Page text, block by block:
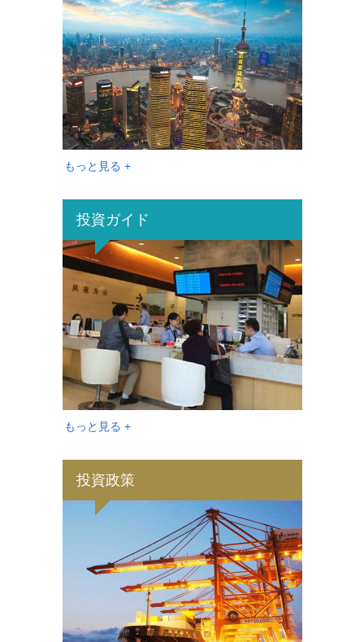
もっと見る +
投資ガイド
もっと見る +
投資政策